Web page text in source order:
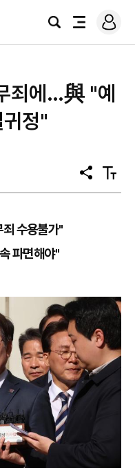
검
전
로
그
죄에…與 "예
정"
공
유
텍
스
수용불가"
파면해야"